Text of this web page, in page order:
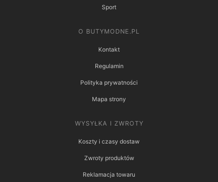
Sport
O BUTYMODNE.PL
Kontakt
Regulamin
Polityka prywatności
Mapa strony
WYSYŁKA I ZWROTY
Koszty i czasy dostaw
Zwroty produktów
Reklamacja towaru